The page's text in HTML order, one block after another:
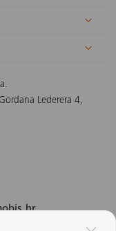
Lederera 4,